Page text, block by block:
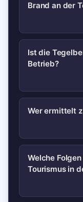
Brand an der
Die
einen
da
prüfen.
Ist die
Betrieb?
Der Betrieb
über
Wer ermittelt
Polizei und
vorläufige
Welche
Tourismus in